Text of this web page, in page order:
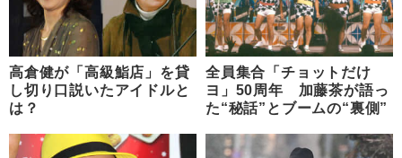
高倉健が「高級鮨店」を貸
し切り口説いたアイドルと
は？
全員集合「チョットだけ
ヨ」50周年 加藤茶が語っ
た“秘話”とブームの“裏側”